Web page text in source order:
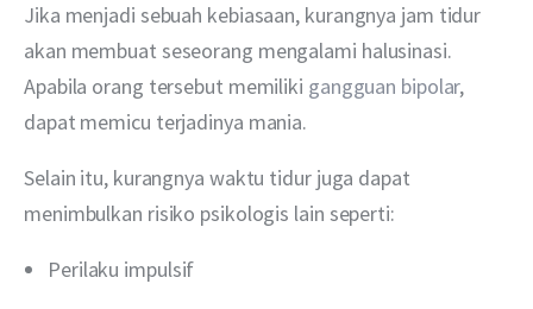
Jika menjadi sebuah kebiasaan, kurangnya jam tidur
akan membuat seseorang mengalami halusinasi.
Apabila orang tersebut memiliki gangguan bipolar,
dapat memicu terjadinya mania.
Selain itu, kurangnya waktu tidur juga dapat
menimbulkan risiko psikologis lain seperti:
Perilaku impulsif